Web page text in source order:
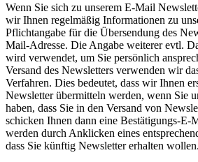
Wenn Sie sich zu unserem E-Mail
wir Ihnen regelmäßig Informationen zu
Pflichtangabe für die Übersendung des
Mail-Adresse. Die Angabe weiterer evtl.
wird verwendet, um Sie persönlich
Versand des Newsletters verwenden wir
Verfahren. Dies bedeutet, dass wir Ihnen
Newsletter übermitteln werden, wenn Sie
haben, dass Sie in den Versand von
schicken Ihnen dann eine Bestätigungs-E-
werden durch Anklicken eines
dass Sie künftig Newsletter erhalten wollen.